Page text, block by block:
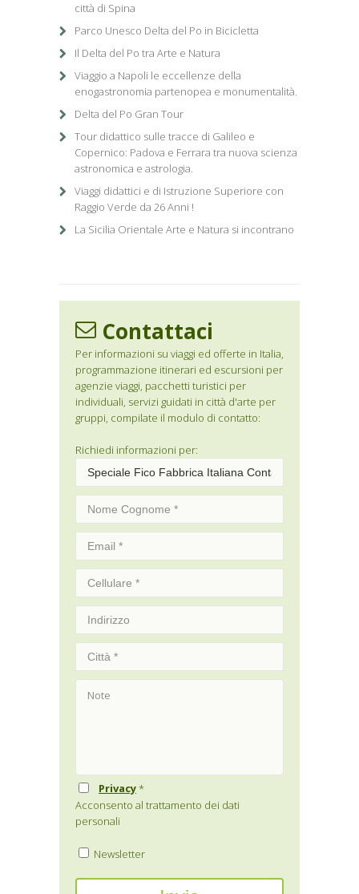
città di Spina
Parco Unesco Delta del Po in Bicicletta
Il Delta del Po tra Arte e Natura
Viaggio a Napoli le eccellenze della
enogastronomia partenopea e monumentalità.
Delta del Po Gran Tour
Tour didattico sulle tracce di Galileo e
Copernico: Padova e Ferrara tra nuova scienza
astronomica e astrologia.
Viaggi didattici e di Istruzione Superiore con
Raggio Verde da 26 Anni !
La Sicilia Orientale Arte e Natura si incontrano
Contattaci
Per informazioni su viaggi ed offerte in Italia,
programmazione itinerari ed escursioni per
agenzie viaggi, pacchetti turistici per
individuali, servizi guidati in città d'arte per
gruppi, compilate il modulo di contatto:
Richiedi informazioni per:
Privacy*
Acconsento al trattamento dei dati
personali
Newsletter